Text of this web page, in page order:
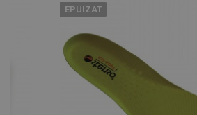
EPUIZAT
DE TARGETARE
DE FUNCŢIONALITATE
NECLASIFICATE